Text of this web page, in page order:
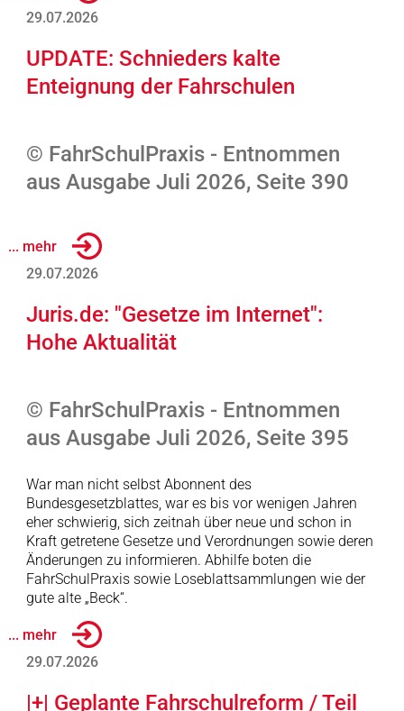
29.07.2026
UPDATE: Schnieders kalte
Enteignung der Fahrschulen
© FahrSchulPraxis - Entnommen
aus Ausgabe Juli 2026, Seite 390
... mehr
29.07.2026
Juris.de: "Gesetze im Internet":
Hohe Aktualität
© FahrSchulPraxis - Entnommen
aus Ausgabe Juli 2026, Seite 395
War man nicht selbst Abonnent des
Bundesgesetzblattes, war es bis vor wenigen Jahren
eher schwierig, sich zeitnah über neue und schon in
Kraft getretene Gesetze und Verordnungen sowie deren
Änderungen zu informieren. Abhilfe boten die
FahrSchulPraxis sowie Loseblattsammlungen wie der
gute alte „Beck“.
... mehr
29.07.2026
|+| Geplante Fahrschulreform / Teil